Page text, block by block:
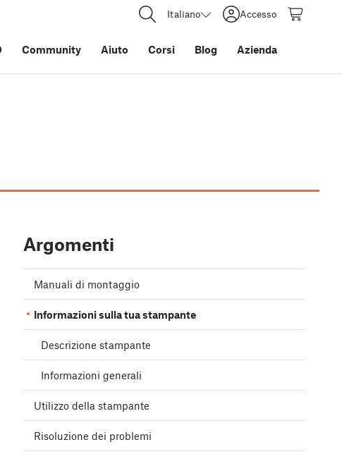
Italiano Accesso
Community Aiuto Corsi Blog Azienda
Argomenti
Manuali di montaggio
Informazioni sulla tua stampante
Descrizione stampante
Informazioni generali
Utilizzo della stampante
Risoluzione dei problemi